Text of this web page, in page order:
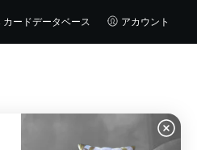
カードデータベース アカウント